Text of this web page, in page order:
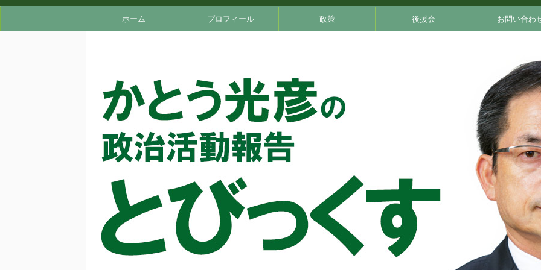
ホーム プロフィール 政策 後援会 お問い合わ